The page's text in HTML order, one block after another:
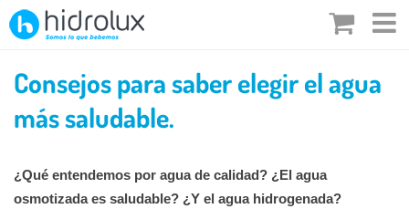
Saltar
Consejos para saber elegir el agua
más saludable.
¿Qué entendemos por agua de calidad? ¿El agua
osmotizada es saludable? ¿Y el agua hidrogenada?